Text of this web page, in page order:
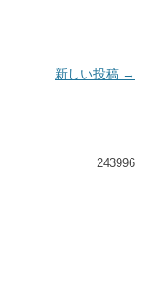
新しい投稿 →
243996